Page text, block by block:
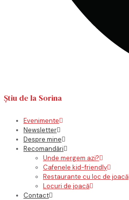
Știu de la Sorina
Evenimente
Newsletter
Despre mine
Recomandări
Unde mergem azi?
Cafenele kid-friendly
Restaurante cu loc de joacă
Locuri de joacă
Contact